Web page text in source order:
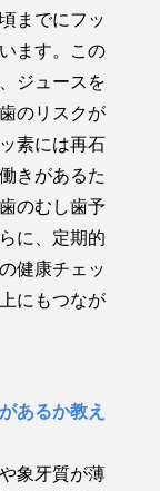
までにフッ
ます。この
ジュースを
のリスクが
素には再石
きがあるた
のむし歯予
に、定期的
健康チェッ
にもつなが
あるか教え
象牙質が薄